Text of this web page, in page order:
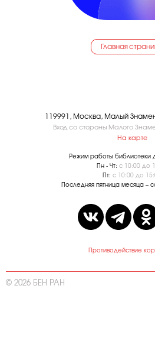
Главная
119991, Москва, Малый
Вход со стороны Малого
На карте
Режим работы библиотеки
Пн - Чт: с 10:00 до
Пт: с 10:00 до
Последняя пятница месяца –
Противодействие
© 2026 БЕН РАН